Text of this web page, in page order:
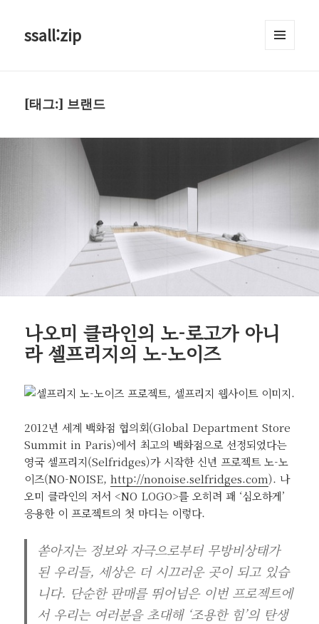
ssall:zip
[태그:] 브랜드
나오미 클라인의 노-로고가 아니
라 셀프리지의 노-노이즈
2012년 세계 백화점 협의회(Global Department Store
Summit in Paris)에서 최고의 백화점으로 선정되었다는
영국 셀프리지(Selfridges)가 시작한 신년 프로젝트 노-노
이즈(NO-NOISE,http://nonoise.selfridges.com). 나
오미 클라인의 저서 <NO LOGO>를 오히려 꽤 ‘심오하게’
응용한 이 프로젝트의 첫 마디는 이렇다.
쏟아지는 정보와 자극으로부터 무방비상태가
된 우리들, 세상은 더 시끄러운 곳이 되고 있습
니다. 단순한 판매를 뛰어넘은 이번 프로젝트에
서 우리는 여러분을 초대해 ‘조용한 힘’의 탄생